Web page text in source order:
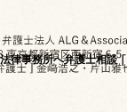
律事務所へ弁護士相談